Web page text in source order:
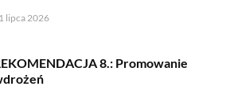
lipca 2026
8.: Promowanie